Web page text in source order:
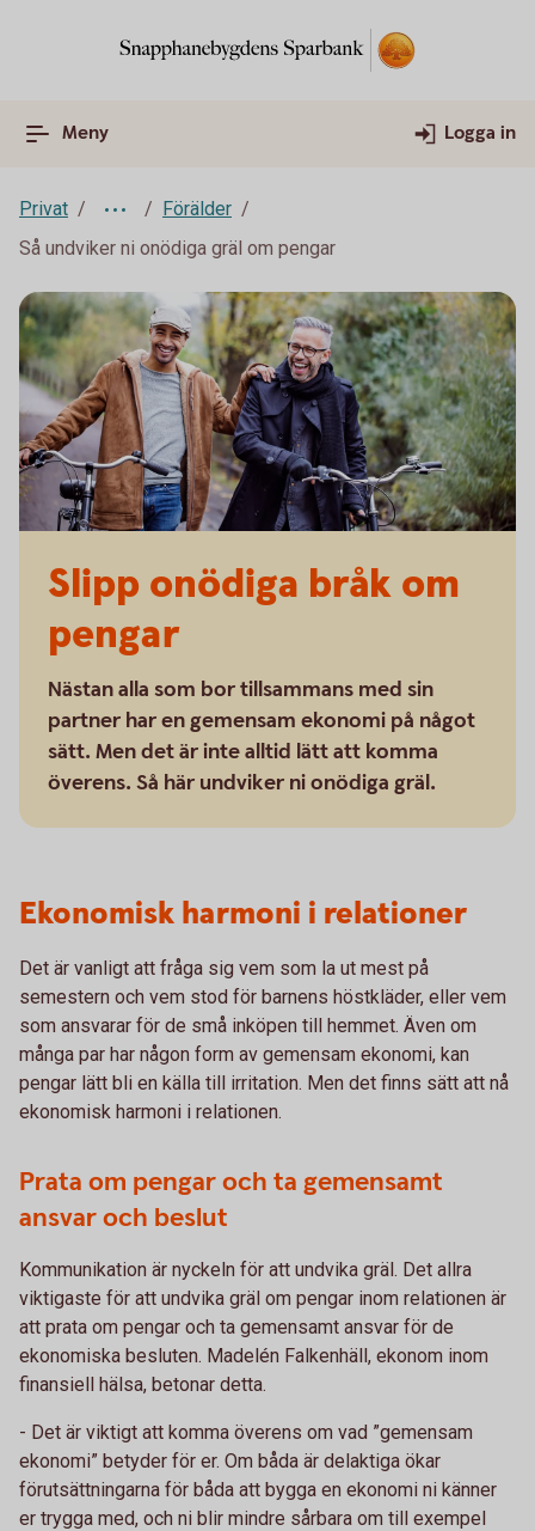
Meny Logga in
Privat
Förälder
Så undviker ni onödiga gräl om pengar
Slipp onödiga bråk om
pengar
Nästan alla som bor tillsammans med sin
partner har en gemensam ekonomi på något
sätt. Men det är inte alltid lätt att komma
överens. Så här undviker ni onödiga gräl.
Ekonomisk harmoni i relationer
Det är vanligt att fråga sig vem som la ut mest på
semestern och vem stod för barnens höstkläder, eller vem
som ansvarar för de små inköpen till hemmet. Även om
många par har någon form av gemensam ekonomi, kan
pengar lätt bli en källa till irritation. Men det finns sätt att nå
ekonomisk harmoni i relationen.
Prata om pengar och ta gemensamt
ansvar och beslut
Kommunikation är nyckeln för att undvika gräl. Det allra
viktigaste för att undvika gräl om pengar inom relationen är
att prata om pengar och ta gemensamt ansvar för de
ekonomiska besluten. Madelén Falkenhäll, ekonom inom
finansiell hälsa, betonar detta.
- Det är viktigt att komma överens om vad ”gemensam
ekonomi” betyder för er. Om båda är delaktiga ökar
förutsättningarna för båda att bygga en ekonomi ni känner
er trygga med, och ni blir mindre sårbara om till exempel